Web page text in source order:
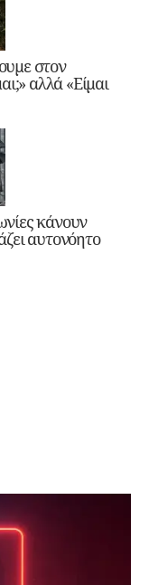
στον
αλλά «Είμαι
κάνουν
αυτονόητο